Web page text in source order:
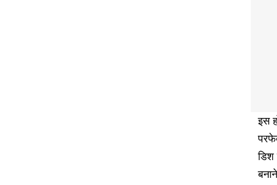
इस
डिश